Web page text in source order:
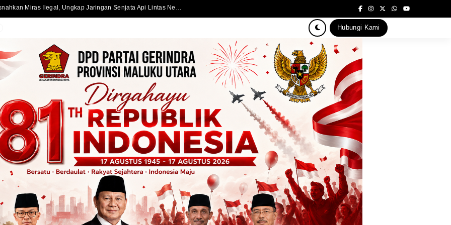
Satlantas Polres Halmahera Selatan Atur Lalu Lintas di SPBU Bacan, Arus Kendaraan Tetap Lancar
Hubungi Kami